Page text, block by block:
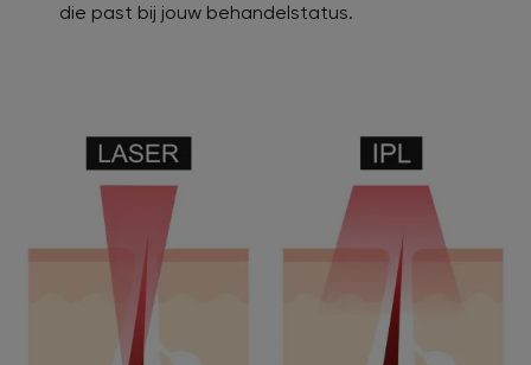
die past bij jouw behandelstatus.